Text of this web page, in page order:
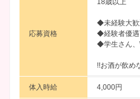
応募資格
◆未経験大歓
◆経験者優遇
◆学生さん、
!!お酒が飲め
体入時給 4,000円